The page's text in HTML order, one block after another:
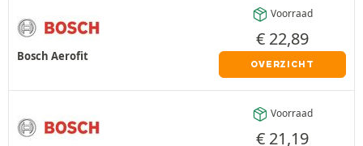
Bosch Aerofit
Voorraad
€ 22,89
OVERZICHT
Voorraad
€ 21,19